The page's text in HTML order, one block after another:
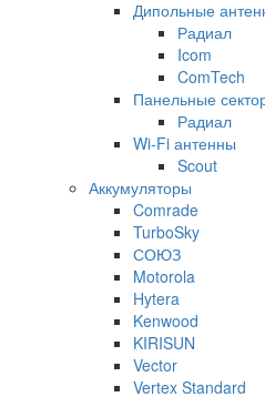
Дипольные
Радиал
Icom
ComTech
Панельные
Радиал
Wi-Fi антенны
Scout
Аккумуляторы
Comrade
TurboSky
СОЮЗ
Motorola
Hytera
Kenwood
KIRISUN
Vector
Vertex Standard